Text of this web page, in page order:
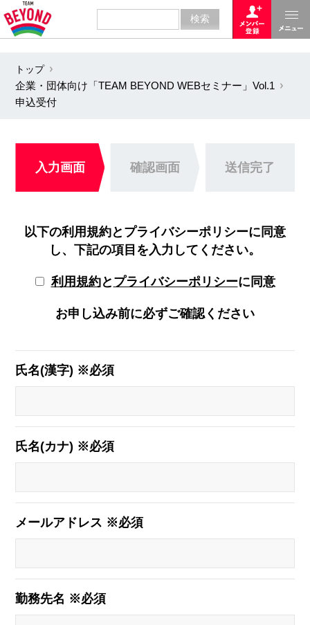
トップ
企業・団体向け「TEAM BEYOND WEBセミナー」Vol.1
申込受付
入力画面 確認画面 送信完了
以下の利用規約とプライバシーポリシーに同意
し、下記の項目を入力してください。
利用規約と プライバシーポリシーに同意
お申し込み前に必ずご確認ください
氏名(漢字) ※必須
氏名(カナ) ※必須
メールアドレス ※必須
勤務先名 ※必須